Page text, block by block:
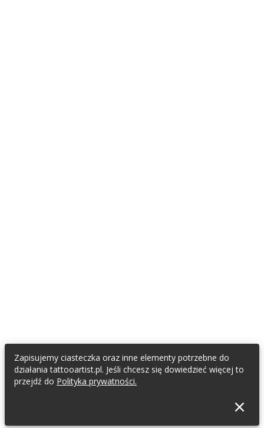
Zapisujemy ciasteczka oraz inne elementy potrzebne do
działania tattooartist.pl. Jeśli chcesz się dowiedzieć więcej to
przejdź do Polityka prywatności.